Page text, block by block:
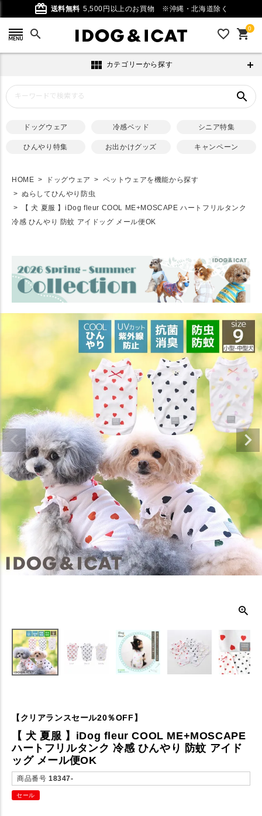
card_giftcard 送料無料 5,500円以上のお買物 ※沖縄・北海道除く
search favorite_outline 0
shopping_cart
view_module カテゴリーから探す
search
ドッグウェア 冷感ベッド シニア特集
ひんやり特集 お出かけグッズ キャンペーン
HOME ドッグウェア
ペットウェアを機能から探す
ぬらしてひんやり防虫
【 犬 夏服 】iDog fleur COOL ME+MOSCAPE ハートフリルタンク
冷感 ひんやり 防蚊 アイドッグ メール便OK
【クリアランスセール20％OFF】
【 犬 夏服 】iDog fleur COOL ME+MOSCAPE
ハートフリルタンク 冷感 ひんやり 防蚊 アイド
ッグ メール便OK
商品番号 18347-
セール